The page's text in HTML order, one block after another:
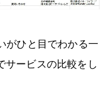
がひと目でわかる一
サービスの比較をし